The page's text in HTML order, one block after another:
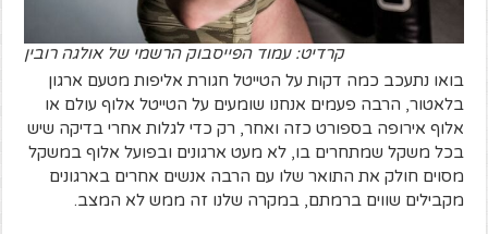
קרדיט: עמוד הפייסבוק הרשמי של אולגה רובין
בואו נתעכב כמה דקות על הטייטל חגורת אליפות מטעם ארגון
בלאטור, הרבה פעמים אנחנו שומעים על הטייטל אלוף עולם או
אלוף אירופה בספורט כזה ואחר, רק כדי לגלות אחרי בדיקה שיש
בכל משקל שמתחרים בו, לא מעט ארגונים ובפועל אלוף במשקל
מסוים חולק את התואר שלו עם הרבה אנשים אחרים בארגונים
מקבילים שווים ברמתם, במקרה שלנו זה ממש לא המצב.